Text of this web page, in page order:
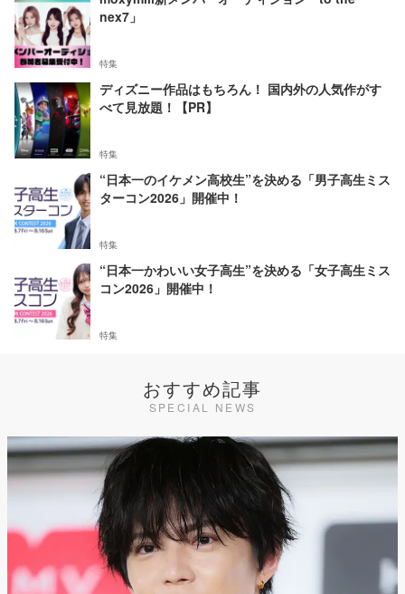
nex7」
特集
ディズニー作品はもちろん！ 国内外の人気作がす
べて見放題！【PR】
特集
“日本一のイケメン高校生”を決める「男子高生ミス
ターコン2026」開催中！
特集
“日本一かわいい女子高生”を決める「女子高生ミス
コン2026」開催中！
特集
おすすめ記事
SPECIAL NEWS